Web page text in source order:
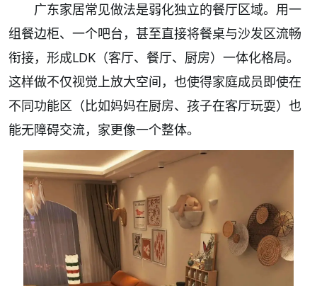
广东家居常见做法是弱化独立的餐厅区域。用一
组餐边柜、一个吧台，甚至直接将餐桌与沙发区流畅
衔接，形成LDK（客厅、餐厅、厨房）一体化格局。
这样做不仅视觉上放大空间，也使得家庭成员即使在
不同功能区（比如妈妈在厨房、孩子在客厅玩耍）也
能无障碍交流，家更像一个整体。